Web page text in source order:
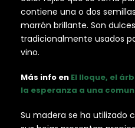
contiene una o dos
marrón brillante. Son
tradicionalmente usados
vino.
Más info en El lloque, el
la esperanza a una
Su madera se ha utilizado